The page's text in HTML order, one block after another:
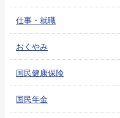
仕事・就職
おくやみ
国民健康保険
国民年金